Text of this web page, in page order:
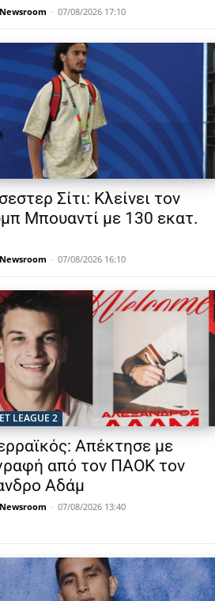
- 07/08/2026 17:10
Σίτι: Κλείνει τον
Μπουαντί με 130 εκατ.
- 07/08/2026 16:10
LEAGUE 2
Απέκτησε με
από τον ΠΑΟΚ τον
Αδάμ
- 07/08/2026 13:40